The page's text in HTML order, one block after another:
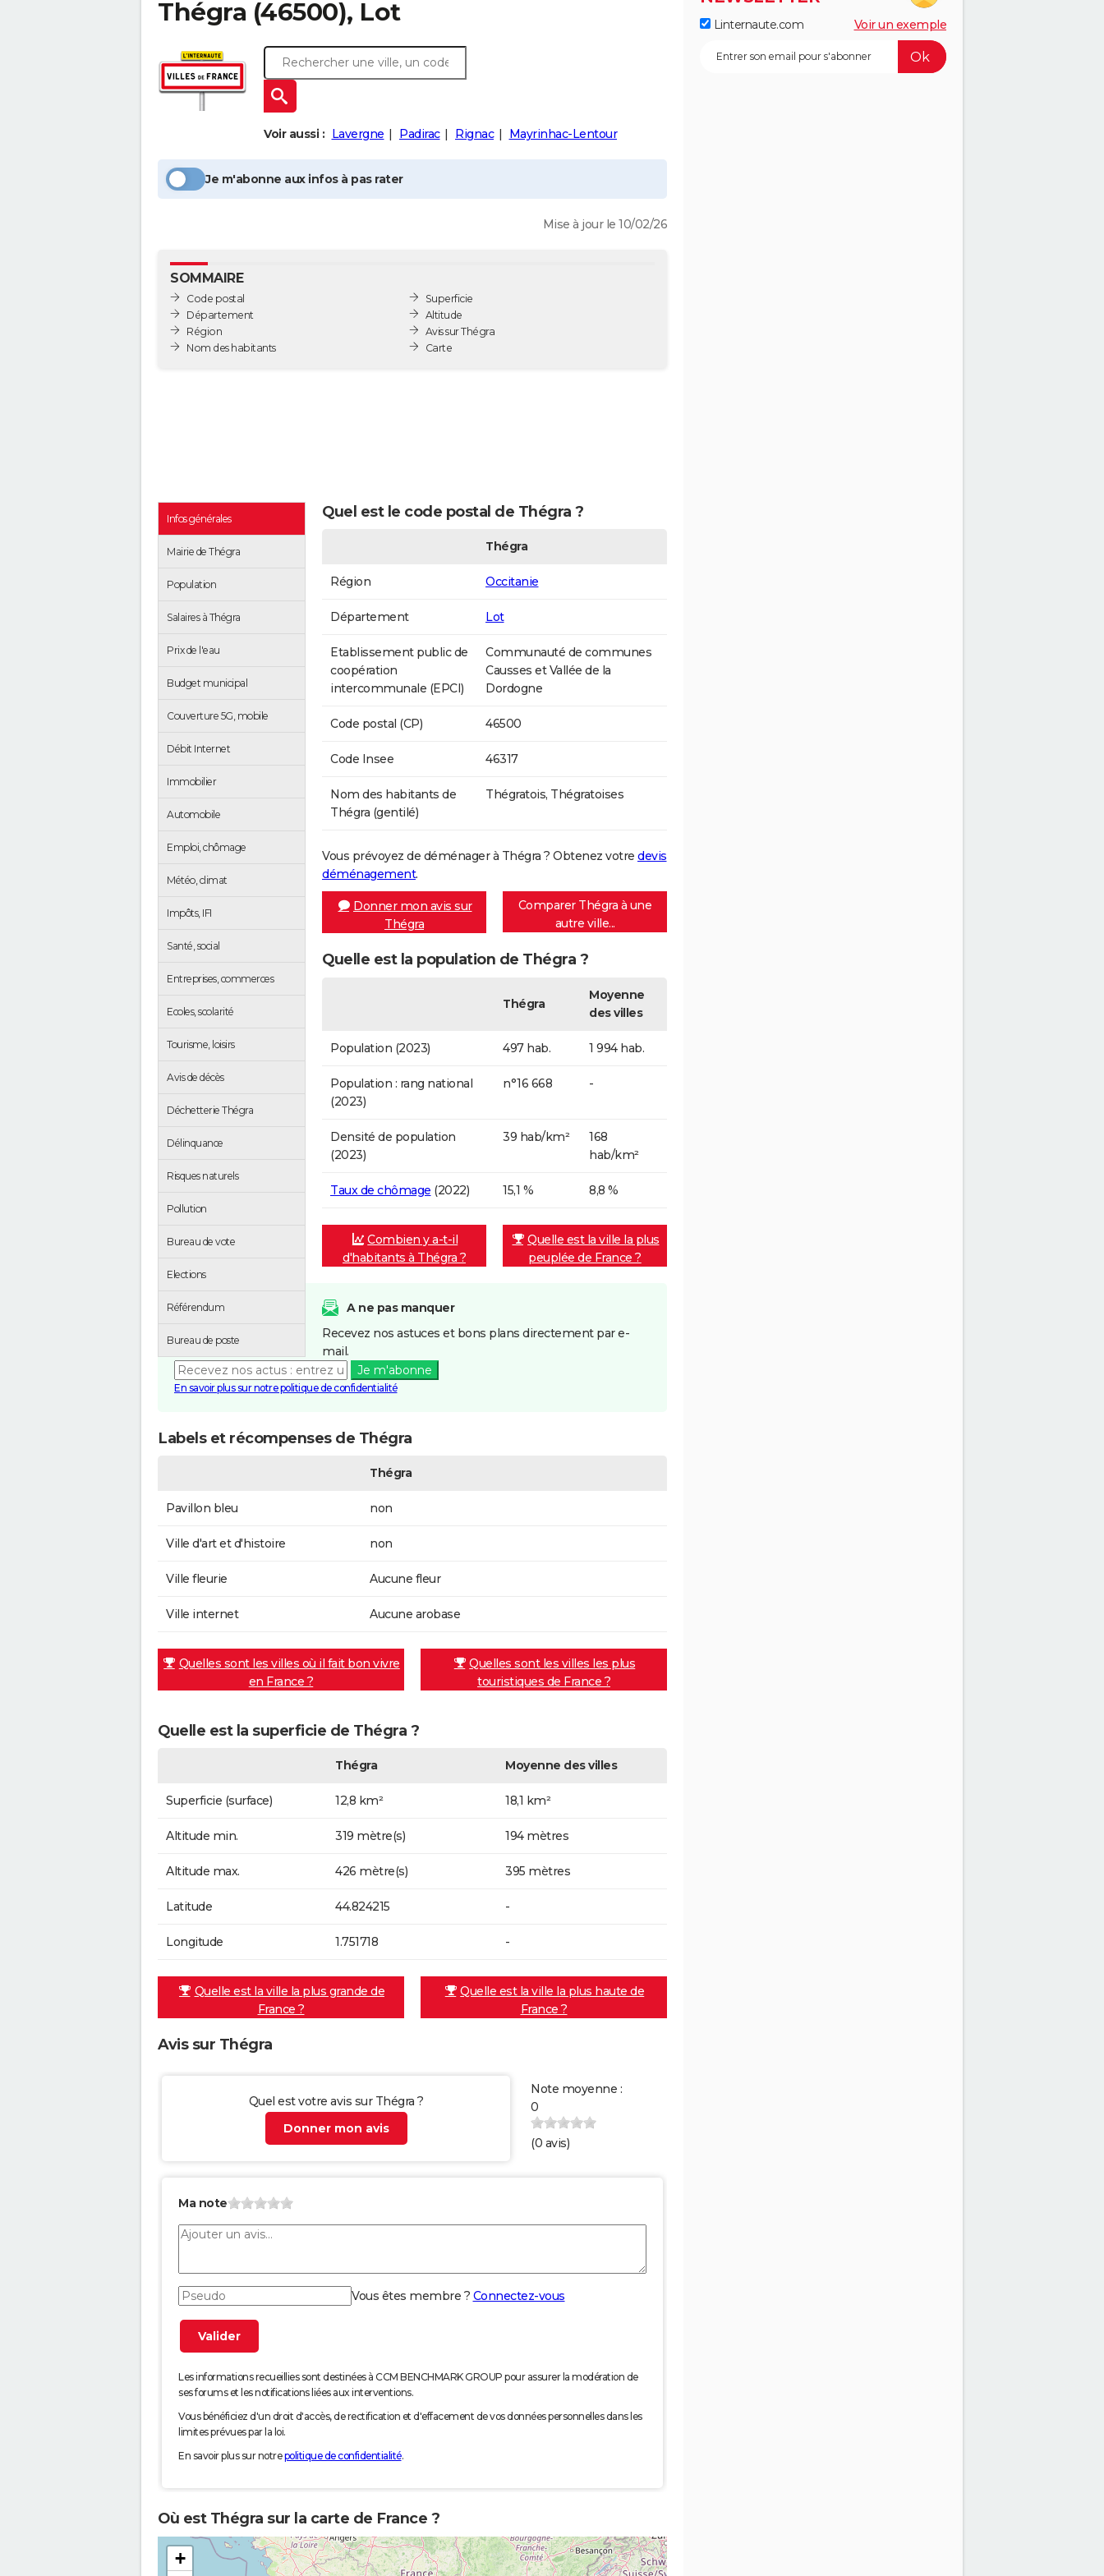
Thégra (46500), Lot
Voir aussi : Lavergne Padirac Rignac Mayrinhac-Lentour
Je m'abonne aux infos à pas rater
Mise à jour le 10/02/26
SOMMAIRE
Code postal
Département
Région
Nom des habitants
Superficie
Altitude
Avis sur Thégra
Carte
Infos générales
Mairie de Thégra
Population
Salaires à Thégra
Prix de l'eau
Budget municipal
Couverture 5G, mobile
Débit Internet
Immobilier
Automobile
Emploi, chômage
Météo, climat
Impôts, IFI
Santé, social
Entreprises, commerces
Ecoles, scolarité
Tourisme, loisirs
Avis de décès
Déchetterie Thégra
Délinquance
Risques naturels
Pollution
Bureau de vote
Elections
Référendum
Bureau de poste
Quel est le code postal de Thégra ?
Thégra
Région Occitanie
Département Lot
Etablissement public de
coopération
intercommunale (EPCI)
Communauté de communes
Causses et Vallée de la
Dordogne
Code postal (CP) 46500
Code Insee 46317
Nom des habitants de
Thégra (gentilé)
Thégratois, Thégratoises
Vous prévoyez de déménager à Thégra ? Obtenez votre devis
déménagement.
Donner mon avis sur
Thégra
Comparer Thégra à une
autre ville...
Quelle est la population de Thégra ?
Thégra
Moyenne
des villes
Population (2023) 497 hab. 1 994 hab.
Population : rang national
(2023)
n°16 668 -
Densité de population
(2023)
39 hab/km²
168
hab/km²
Taux de chômage (2022) 15,1 % 8,8 %
Combien y a-t-il
d'habitants à Thégra ?
Quelle est la ville la plus
peuplée de France ?
A ne pas manquer
Recevez nos astuces et bons plans directement par e-
mail.
Je m'abonne
En savoir plus sur notre politique de confidentialité
Labels et récompenses de Thégra
Thégra
Pavillon bleu non
Ville d'art et d'histoire non
Ville fleurie Aucune fleur
Ville internet Aucune arobase
Quelles sont les villes où il fait bon vivre
en France ?
Quelles sont les villes les plus
touristiques de France ?
Quelle est la superficie de Thégra ?
Thégra Moyenne des villes
Superficie (surface) 12,8 km² 18,1 km²
Altitude min. 319 mètre(s) 194 mètres
Altitude max. 426 mètre(s) 395 mètres
Latitude 44.824215 -
Longitude 1.751718 -
Quelle est la ville la plus grande de
France ?
Quelle est la ville la plus haute de
France ?
Avis sur Thégra
Quel est votre avis sur Thégra ?
Donner mon avis
Note moyenne :
0
(0 avis)
Ma note
Vous êtes membre ? Connectez-vous
Les informations recueillies sont destinées à CCM BENCHMARK GROUP pour assurer la modération de
ses forums et les notifications liées aux interventions.
Vous bénéficiez d'un droit d'accès, de rectification et d'effacement de vos données personnelles dans les
limites prévues par la loi.
En savoir plus sur notrepolitique de confidentialité.
Où est Thégra sur la carte de France ?
+
Linternaute.com Voir un exemple